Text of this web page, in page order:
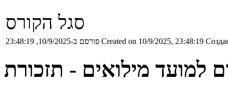
סגל הקורס
פורסם ב-10/9/2025, 23:48:19 Created on 10/9/2025, 23:48:19
למועד מילואים - תזכורת